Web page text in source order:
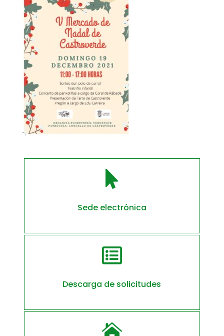

Sede electrónica

Descarga de solicitudes
